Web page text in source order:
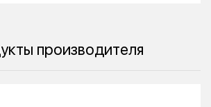
производителя